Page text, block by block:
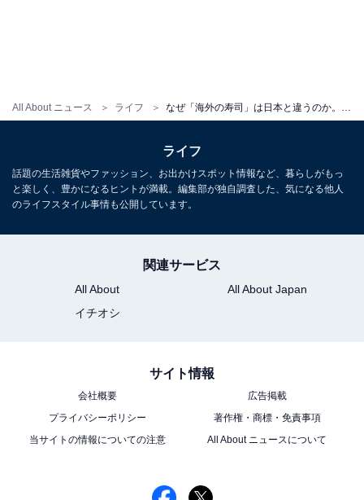
All About ニュース ライフ
先日、友人との会話の中でこのような出来事がありまし
た。
「最近○○というお店で寿司を食べたんだけど、とて
もおいしかったよ」
「アボカドとキュウリ！」
約3％がヴィーガン（完全菜食主義）です。ベジタリア
ンは肉の摂取を避ける食生活ですが、ヴィーガンは肉、
魚介類、卵、牛乳など、動物由来の食品を全て避ける食
生活を指します。2023年の統計ではドイツの人口は8390
ヴィーガンがいることになります。
ライフ
話題の生活雑貨やファッション、お出かけスポット情報など、暮らしがもっ
と楽しく、豊かになるヒントが満載。編集部が独自調査した、気になる他人
のライフスタイル事情も公開しています。
関連サービス
All About
All About Japan
イチオシ
サイト情報
会社概要
広告掲載
プライバシーポリシー
著作権・商標・免責事項
当サイトの情報についての注意
All About ニュースについて